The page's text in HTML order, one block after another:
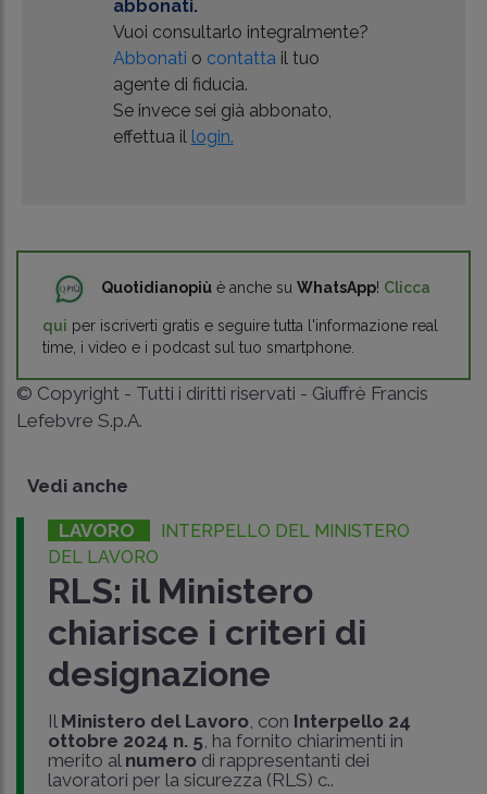
abbonati.
Vuoi consultarlo integralmente?
Abbonati o contattail tuo
agente di fiducia.
Se invece sei già abbonato,
effettua il login.
Quotidianopiù è anche su WhatsApp! Clicca
qui per iscriverti gratis e seguire tutta l'informazione real
time, i video e i podcast sul tuo smartphone.
© Copyright - Tutti i diritti riservati - Giuffrè Francis
Lefebvre S.p.A.
Vedi anche
LAVORO
INTERPELLO DEL MINISTERO
DEL LAVORO
RLS: il Ministero
chiarisce i criteri di
designazione
Il Ministero del Lavoro, con Interpello 24
ottobre 2024 n. 5, ha fornito chiarimenti in
merito al numerodi rappresentanti dei
lavoratori per la sicurezza (RLS) c..